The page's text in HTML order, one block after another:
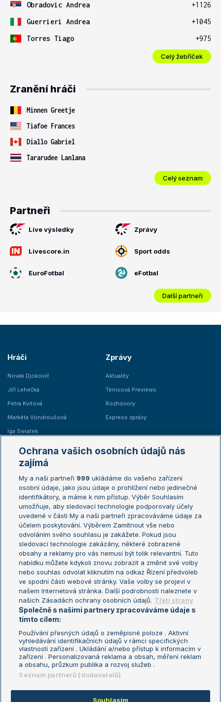
Obradovic Andrea
+1126
Guerrieri Andrea
+1045
Torres Tiago
+975
Celý žebříček
Zranění hráči
Minnen Greetje
Tiafoe Frances
Diallo Gabriel
Tararudee Lanlana
Celý seznam
Partneři
Live výsledky Zprávy
Livescore.in Sport odds
EuroFotbal eFotbal
Další partneři
Hráči
Novak Djokovič
Jiří Lehečka
Petra Kvitová
Markéta Vondroušová
Iga Swiatek
Zprávy
Aktuality
Tenisová Previews
Rozhovory
Express zprávy
Žebříčky
Žebříček ATP (muži)
Žebříček WTA (ženy)
Sázkařský žebříček
Australian Open
French Open
Wimbledon
US Open
Turnaj mistrů
Turnaj mistryň
Aktualní trendy
Fotbalové přestupy
Livesport Daily
LS Prague Open
Podmínky užití
Nastavení soukromí
GDPR a žurnalistika
Reklama
Kontakt
Informace o zpracování osobních
údajů
Ochrana vašich osobních údajů nás
zajímá
My a naši partneři 999 ukládáme do vašeho zařízení
osobní údaje, jako jsou údaje o prohlížení nebo jedinečné
identifikátory, a máme k nim přístup. Výběr Souhlasím
umožňuje, aby sledovací technologie podporovaly účely
uvedené v části My a naši partneři zpracováváme údaje za
účelem poskytování. Výběrem Zamítnout vše nebo
odvoláním svého souhlasu je zakážete. Pokud jsou
sledovací technologie zakázány, některé zobrazené
obsahy a reklamy pro vás nemusí být tolik relevantní. Tuto
nabídku můžete kdykoli znovu zobrazit a změnit své volby
nebo souhlas odvolat kliknutím na odkaz Řízení předvoleb
ve spodní části webové stránky. Vaše volby se projeví v
našem Internetová stránka. Další podrobnosti naleznete v
našich Zásadách ochrany osobních údajů. Třetí strany
Společně s našimi partnery zpracováváme údaje s
tímto cílem:
Používání přesných údajů o zeměpisné poloze . Aktivní
vyhledávání identifikačních údajů v rámci specifických
vlastností zařízení . Ukládání a/nebo přístup k informacím v
zařízení . Personalizovaná reklama a obsah, měření reklam
a obsahu, průzkum publika a rozvoj služeb .
Seznam partnerů (dodavatelů)
Souhlasím